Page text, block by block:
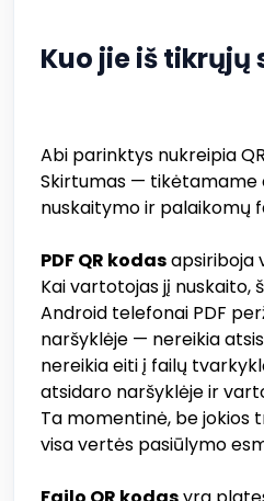
Kuo jie iš tikrųjų
Abi parinktys nukreipia
Skirtumas — tikėtamame
nuskaitymo ir palaikomų
PDF QR kodasapsiriboja
Kai vartotojas jį nuskaito,
Android telefonai PDF
naršyklėje — nereikia
nereikia eiti į failų
atsidaro naršyklėje ir
Ta momentinė, be jokios
visa vertės pasiūlymo